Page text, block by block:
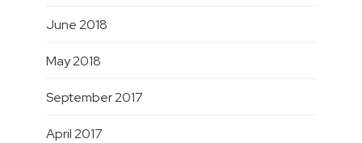
June 2018
May 2018
September 2017
April 2017